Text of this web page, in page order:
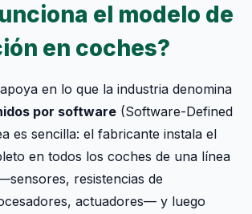
el modelo de
en coches?
en lo que la industria denomina
por software (Software-Defined
es sencilla: el fabricante instala el
en todos los coches de una línea
resistencias de
actuadores— y luego